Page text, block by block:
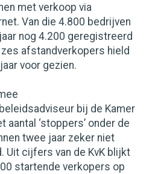
met verkoop via
Van die 4.800 bedrijven
nog 4.200 geregistreerd
zes afstandverkopers hield
voor gezien.
bij de Kamer
aantal ‘stoppers’ onder de
twee jaar zeker niet
Uit cijfers van de KvK blijkt
startende verkopers op